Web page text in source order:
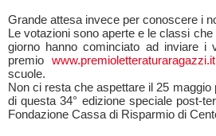
Grande attesa invece per conoscere i
Le votazioni sono aperte e le classi
giorno hanno cominciato ad inviare i
premiowww.premioletteraturaragazzi.it
scuole.
Non ci resta che aspettare il 25
di questa 34° edizione speciale post-
Fondazione Cassa di Risparmio di